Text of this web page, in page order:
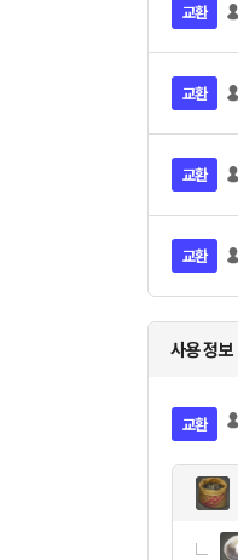
교환
교환
교환
교환
사용 정보
교환